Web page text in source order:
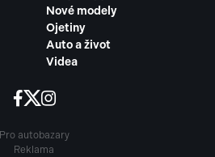
Nové modely
Ojetiny
Auto a život
Videa
Pro autobazary
Reklama